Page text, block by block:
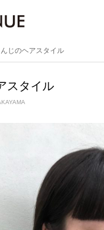
んじのヘアスタイル
スタイル